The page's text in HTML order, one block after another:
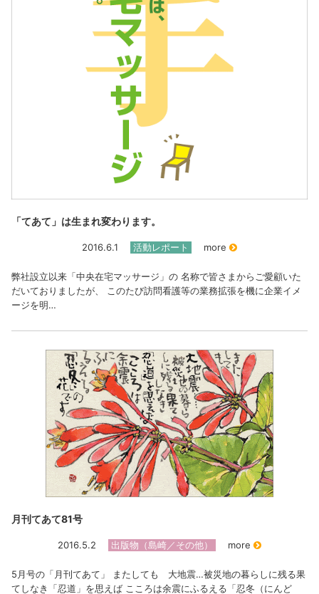
「てあて」は生まれ変わります。
2016.6.1 活動レポート more
弊社設立以来「中央在宅マッサージ」の 名称で皆さまからご愛顧いた
だいておりましたが、 このたび訪問看護等の業務拡張を機に企業イメ
ージを明…
月刊てあて81号
2016.5.2 出版物（島崎／その他） more
5月号の「月刊てあて」 またしても 大地震…被災地の暮らしに残る果
てしなき「忍道」を思えば こころは余震にふるえる「忍冬（にんど